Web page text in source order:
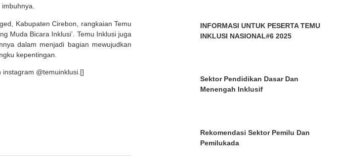
Kabupaten Cirebon, rangkaian Temu
Muda Bicara Inklusi’. Temu Inklusi juga
dalam menjadi bagian mewujudkan
kepentingan.
@temuinklusi.[]
INFORMASI UNTUK PESERTA TEMU
INKLUSI NASIONAL#6 2025
Sektor Pendidikan Dasar Dan
Menengah Inklusif
Rekomendasi Sektor Pemilu Dan
Pemilukada